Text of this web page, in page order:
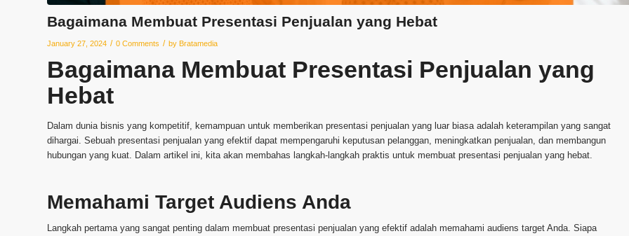
Bagaimana Membuat Presentasi Penjualan yang Hebat
January 27, 2024 / 0 Comments / by Bratamedia
Bagaimana Membuat Presentasi Penjualan yang
Hebat
Dalam dunia bisnis yang kompetitif, kemampuan untuk memberikan presentasi penjualan yang luar biasa adalah keterampilan yang sangat
dihargai. Sebuah presentasi penjualan yang efektif dapat mempengaruhi keputusan pelanggan, meningkatkan penjualan, dan membangun
hubungan yang kuat. Dalam artikel ini, kita akan membahas langkah-langkah praktis untuk membuat presentasi penjualan yang hebat.
Memahami Target Audiens Anda
Langkah pertama yang sangat penting dalam membuat presentasi penjualan yang efektif adalah memahami audiens target Anda. Siapa